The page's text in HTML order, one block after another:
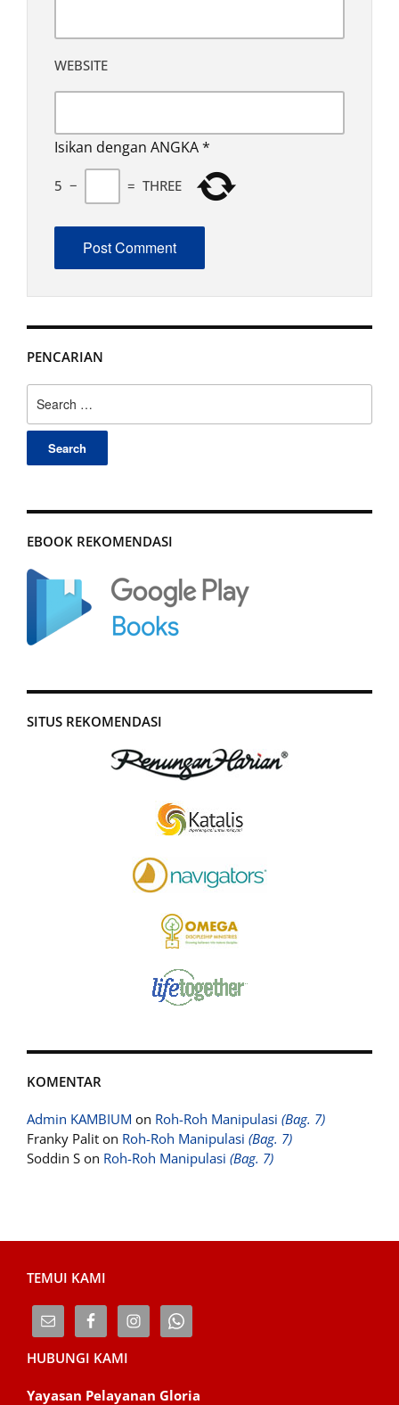
WEBSITE
Isikan dengan ANGKA*
5 − = THREE
PENCARIAN
for:
EBOOK REKOMENDASI
SITUS REKOMENDASI
KOMENTAR
Admin KAMBIUM on Roh-Roh Manipulasi (Bag. 7)
Franky Palit on Roh-Roh Manipulasi (Bag. 7)
Soddin S on Roh-Roh Manipulasi (Bag. 7)
TEMUI KAMI
HUBUNGI KAMI
Yayasan Pelayanan Gloria